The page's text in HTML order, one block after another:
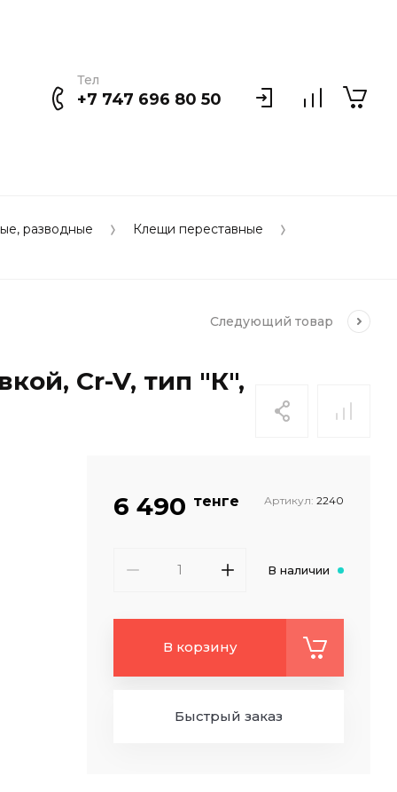
Тел
+7 747 696 80 50
разводные Клещи переставные
Следующий товар
Cr-V, тип "К",
6 490 тенге Артикул: 2240
В наличии
В корзину
Быстрый заказ